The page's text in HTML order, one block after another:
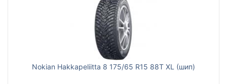
Nokian Hakkapeliitta 8 175/65 R15 88T XL (шип)